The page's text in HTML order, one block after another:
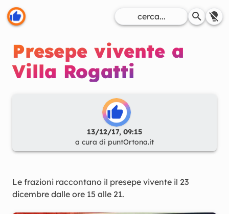
Presepe vivente a
Villa Rogatti
13/12/17, 09:15
a cura di puntOrtona.it
Le frazioni raccontano il presepe vivente il 23
dicembre dalle ore 15 alle 21.